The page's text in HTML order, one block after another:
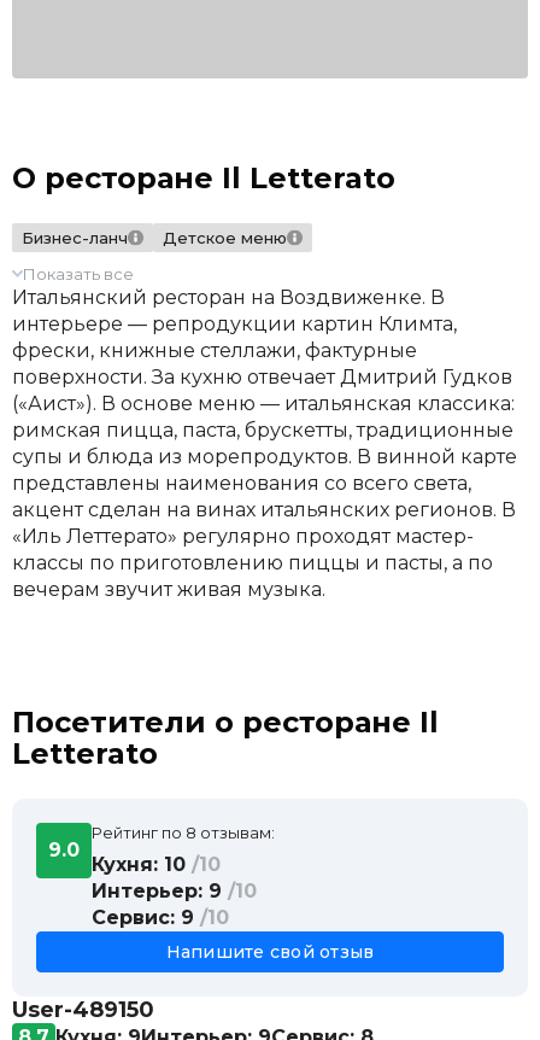
О ресторане Il Letterato
Бизнес-ланч
Детское меню
Показать все
Итальянский ресторан на Воздвиженке. В
интерьере — репродукции картин Климта,
фрески, книжные стеллажи, фактурные
поверхности. За кухню отвечает Дмитрий Гудков
(«Аист»). В основе меню — итальянская классика:
римская пицца, паста, брускетты, традиционные
супы и блюда из морепродуктов. В винной карте
представлены наименования со всего света,
акцент сделан на винах итальянских регионов. В
«Иль Леттерато» регулярно проходят мастер-
классы по приготовлению пиццы и пасты, а по
вечерам звучит живая музыка.
Посетители о ресторане Il
Letterato
9.0
Рейтинг по 8 отзывам:
Кухня: 10 /10
Интерьер: 9 /10
Сервис: 9 /10
Напишите свой отзыв
User-489150